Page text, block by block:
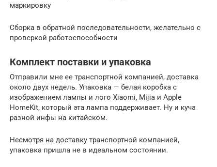
маркировку
Сборка в обратной последовательности, желательно с
проверкой работоспособности
Комплект поставки и упаковка
Отправили мне ее транспортной компанией, доставка
около двух недель. Упаковка — белая коробка с
изображением лампы и лого Xiaomi, Mijia и Apple
HomeKit, который эта лампа поддерживает. Ну и куча
разной инфы на китайском.
Несмотря на доставку транспортной компанией,
упаковка пришла не в идеальном состоянии.